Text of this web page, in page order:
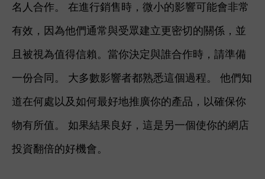
名人合作。 在進行銷售時，微小的影響可能會非常
有效，因為他們通常與受眾建立更密切的關係，並
且被視為值得信賴。 當你決定與誰合作時，請準備
一份合同。 大多數影響者都熟悉這個過程。 他們知
道在何處以及如何最好地推廣你的產品，以確保你
物有所值。 如果結果良好，這是另一個使你的網店
投資翻倍的好機會。